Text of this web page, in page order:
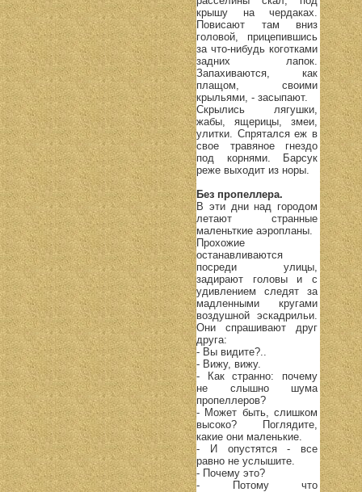
крышу на чердаках.
Повисают там вниз
головой, прицепившись
за что-нибудь коготками
задних лапок.
Запахиваются, как
плащом, своими
крыльями, - засыпают.
Скрылись лягушки,
жабы, ящерицы, змеи,
улитки. Спрятался еж в
свое травяное гнездо
под корнями. Барсук
реже выходит из норы.
Без пропеллера.
В эти дни над городом
летают странные
маленьткие аэропланы.
Прохожие
останавливаются
посреди улицы,
задирают головы и с
удивлением следят за
мадленными кругами
воздушной эскадрильи.
Они спрашивают друг
друга:
- Вы видите?..
- Вижу, вижу.
- Как странно: почему
не слышно шума
пропеллеров?
- Может быть, слишком
высоко? Поглядите,
какие они маленькие.
- И опустятся - все
равно не услышите.
- Почему это?
- Потому что